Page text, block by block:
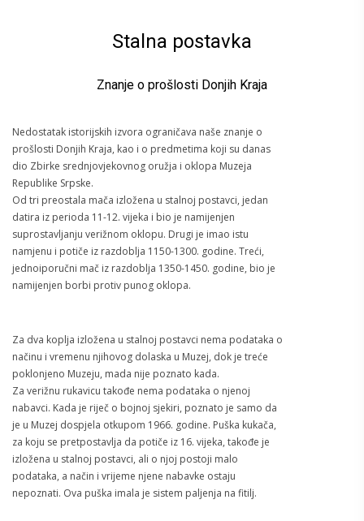
Stalna postavka
Znanje o prošlosti Donjih Kraja
Nedostatak istorijskih izvora ograničava naše znanje o
prošlosti Donjih Kraja, kao i o predmetima koji su danas
dio Zbirke srednjovjekovnog oružja i oklopa Muzeja
Republike Srpske.
Od tri preostala mača izložena u stalnoj postavci, jedan
datira iz perioda 11-12. vijeka i bio je namijenjen
suprostavljanju verižnom oklopu. Drugi je imao istu
namjenu i potiče iz razdoblja 1150-1300. godine. Treći,
jednoiporučni mač iz razdoblja 1350-1450. godine, bio je
namijenjen borbi protiv punog oklopa.
Za dva koplja izložena u stalnoj postavci nema podataka o
načinu i vremenu njihovog dolaska u Muzej, dok je treće
poklonjeno Muzeju, mada nije poznato kada.
Za verižnu rukavicu takođe nema podataka o njenoj
nabavci. Kada je riječ o bojnoj sjekiri, poznato je samo da
je u Muzej dospjela otkupom 1966. godine. Puška kukača,
za koju se pretpostavlja da potiče iz 16. vijeka, takođe je
izložena u stalnoj postavci, ali o njoj postoji malo
podataka, a način i vrijeme njene nabavke ostaju
nepoznati. Ova puška imala je sistem paljenja na fitilj.